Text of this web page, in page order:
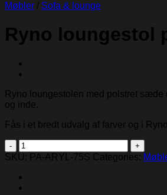
Møbler / Sofa & lounge
Ryno loungestol
Ryno loungestolen med polstret
og inde.
Fås i et bredt udvalg af farver og i
Ryno
loungestol
quantity
SKU: PA-ARYL-75S Categories: